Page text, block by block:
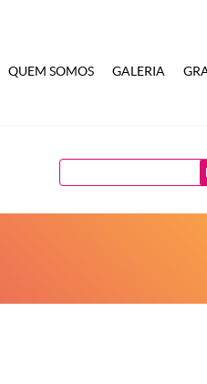
QUEM SOMOS GALERIA